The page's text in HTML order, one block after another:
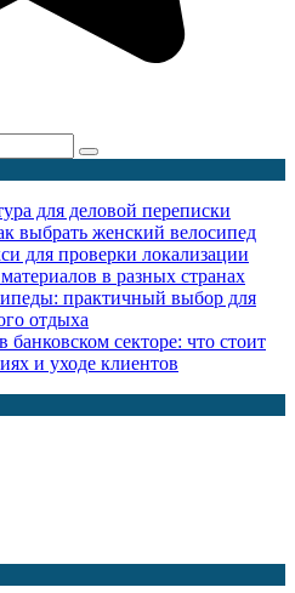
для деловой переписки
выбрать женский велосипед
для проверки локализации
в разных странах
практичный выбор для
отдыха
секторе: что стоит
и уходе клиентов